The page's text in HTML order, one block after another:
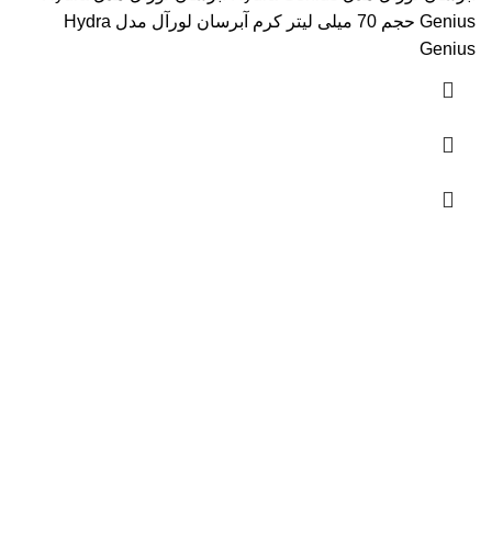
Genius حجم 70 میلی لیتر کرم آبرسان لورآل مدل Hydra
Genius